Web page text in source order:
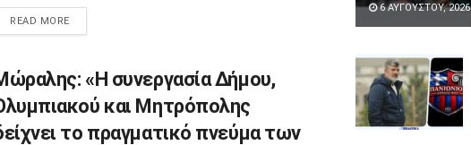
READ MORE
«Η συνεργασία Δήμου,
και Μητρόπολης
το πραγματικό πνεύμα των
6 ΑΥΓΟΎΣΤΟΥ, 2026